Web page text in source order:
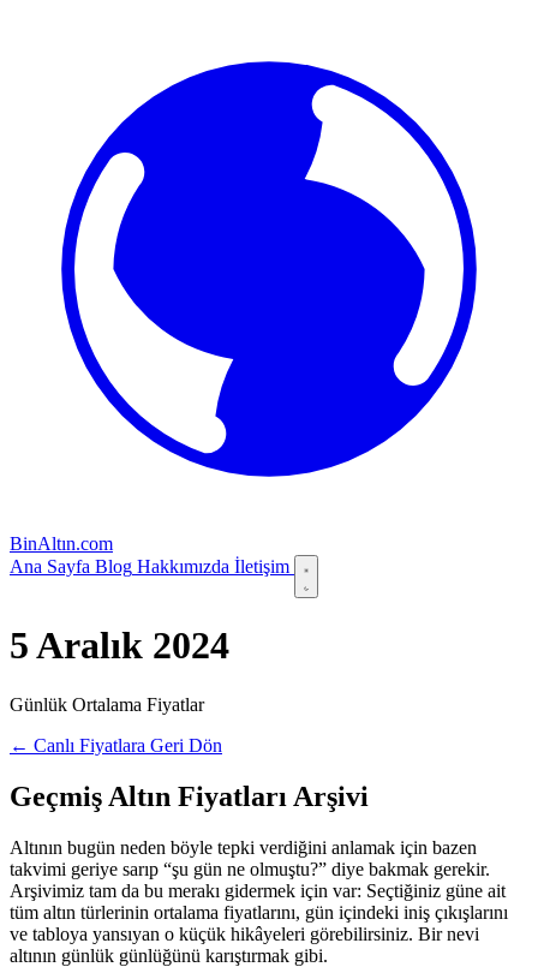
BinAltın.com
Ana Sayfa Blog Hakkımızda İletişim
5 Aralık 2024
Günlük Ortalama Fiyatlar
← Canlı Fiyatlara Geri Dön
Geçmiş Altın Fiyatları Arşivi
Altının bugün neden böyle tepki verdiğini anlamak için bazen
takvimi geriye sarıp “şu gün ne olmuştu?” diye bakmak gerekir.
Arşivimiz tam da bu merakı gidermek için var: Seçtiğiniz güne ait
tüm altın türlerinin ortalama fiyatlarını, gün içindeki iniş çıkışlarını
ve tabloya yansıyan o küçük hikâyeleri görebilirsiniz. Bir nevi
altının günlük günlüğünü karıştırmak gibi.